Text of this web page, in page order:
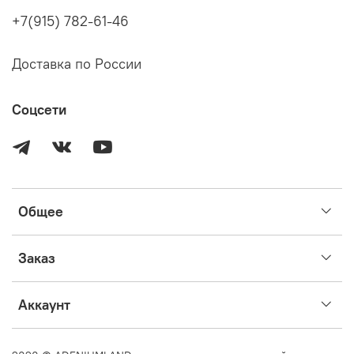
Перед размещением заказа, пожалуйста, убедитесь, что
вы прочитали информацию выше и готовы приобрести
Общее
Заказ
Аккаунт
+7(915) 782-61-46
Доставка по России
Соцсети